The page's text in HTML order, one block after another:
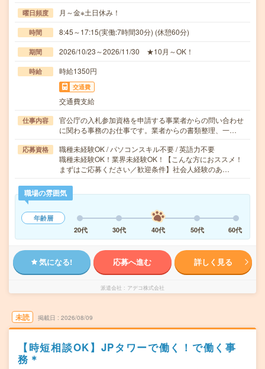
曜日頻度 月～金※土日休み！
時間 8:45～17:15(実働:7時間30分) (休憩60分)
期間 2026/10/23～2026/11/30 ★10月～OK！
時給 時給1350円
交通費
交通費支給
仕事内容
官公庁の入札参加資格を申請する事業者からの問い合わせ
に関わる事務のお仕事です。業者からの書類整理、一…
応募資格
職種未経験OK / パソコンスキル不要 / 英語力不要
職種未経験OK！業界未経験OK！【こんな方におススメ！
まずはご応募ください／歓迎条件】社会人経験のあ…
職場の雰囲気
年齢層
20代
30代 40代 50代 60代
気になる! 応募へ進む 詳しく見る
派遣会社 アデコ株式会社
未読 掲載日 2026/08/09
【時短相談OK】JPタワーで働く！で働く事
務＊